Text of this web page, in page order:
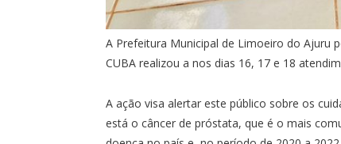
A Prefeitura Municipal de Limoeiro do Ajuru
CUBA realizou a nos dias 16, 17 e 18
A ação visa alertar este público sobre os
está o câncer de próstata, que é o mais